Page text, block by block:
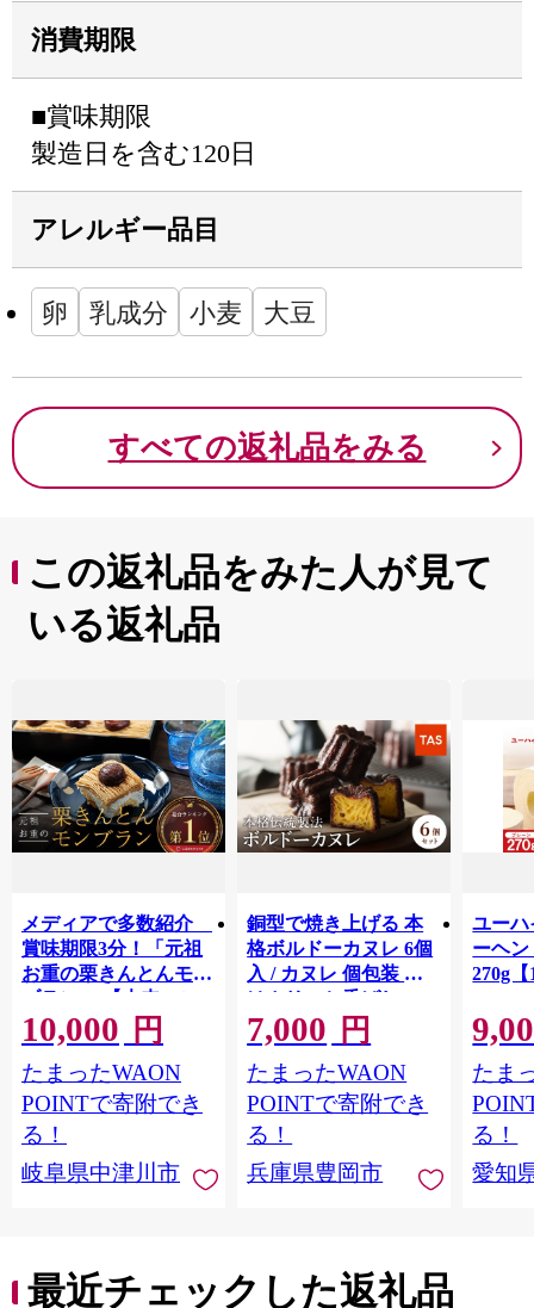
消費期限
■賞味期限
製造日を含む120日
アレルギー品目
卵 乳成分 小麦 大豆
すべての返礼品をみる
この返礼品をみた人が見て
いる返礼品
メディアで多数紹介
賞味期限3分！「元祖
お重の栗きんとんモン
ブラン」 【未来のご
褒美】スイーツ 栗 モ
ンブラン くりきんと
ん デザート ご褒美 お
取り寄せ くり お菓子
10,000 円
たまったWAON
POINTで寄附でき
る！
岐阜県中津川市
銅型で焼き上げる 本
格ボルドーカヌレ 6個
入 / カヌレ 個包装 外
はカリッと香ばしい
中はもっちり ラム酒
バニラ お取り寄せ ス
イーツ 焼き菓子 詰め
合わせ ホワイトデー
お返し 冷凍 手作り 化
粧箱入り ギフト TAS
BAKE
7,000 円
たまったWAON
POINTで寄附でき
る！
兵庫県豊岡市
ユーハ
ーヘ
270g【
たま
る！
愛知
最近チェックした返礼品